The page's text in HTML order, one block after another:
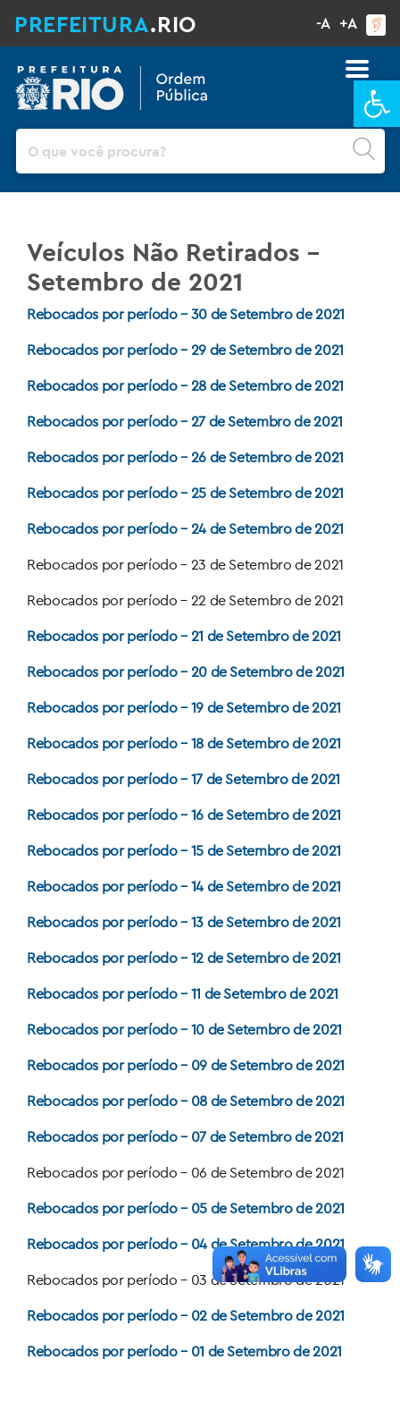
PREFEITURA.RIO -A +A
Veículos Não Retirados –
Setembro de 2021
Rebocados por período – 30 de Setembro de 2021
Rebocados por período – 29 de Setembro de 2021
Rebocados por período – 28 de Setembro de 2021
Rebocados por período – 27 de Setembro de 2021
Rebocados por período – 26 de Setembro de 2021
Rebocados por período – 25 de Setembro de 2021
Rebocados por período – 24 de Setembro de 2021
Rebocados por período – 23 de Setembro de 2021
Rebocados por período – 22 de Setembro de 2021
Rebocados por período – 21 de Setembro de 2021
Rebocados por período – 20 de Setembro de 2021
Rebocados por período – 19 de Setembro de 2021
Rebocados por período – 18 de Setembro de 2021
Rebocados por período – 17 de Setembro de 2021
Rebocados por período – 16 de Setembro de 2021
Rebocados por período – 15 de Setembro de 2021
Rebocados por período – 14 de Setembro de 2021
Rebocados por período – 13 de Setembro de 2021
Rebocados por período – 12 de Setembro de 2021
Rebocados por período – 11 de Setembro de 2021
Rebocados por período – 10 de Setembro de 2021
Rebocados por período – 09 de Setembro de 2021
Rebocados por período – 08 de Setembro de 2021
Rebocados por período – 07 de Setembro de 2021
Rebocados por período – 06 de Setembro de 2021
Rebocados por período – 05 de Setembro de 2021
Rebocados por período – 04 de Setembro de 2021
Rebocados por período – 03 de Setembro de 2021
Rebocados por período – 02 de Setembro de 2021
Rebocados por período – 01 de Setembro de 2021